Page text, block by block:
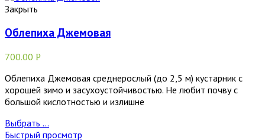
Закрыть
Облепиха Джемовая
700.00 Р
Облепиха Джемовая среднерослый (до 2,5 м) кустарник с
хорошей зимо и засухоустойчивостью. Не любит почву с
большой кислотностью и излишне
Выбрать ...
Быстрый просмотр